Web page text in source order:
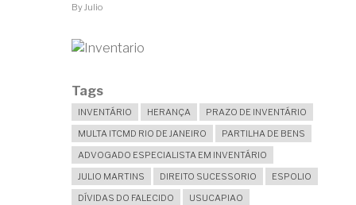
By Julio
Tags
INVENTÁRIO HERANÇA
PRAZO DE INVENTÁRIO
MULTA ITCMD RIO DE JANEIRO
PARTILHA DE BENS
ADVOGADO ESPECIALISTA EM INVENTÁRIO
JULIO MARTINS
DIREITO SUCESSORIO
ESPOLIO
DÍVIDAS DO FALECIDO
USUCAPIAO